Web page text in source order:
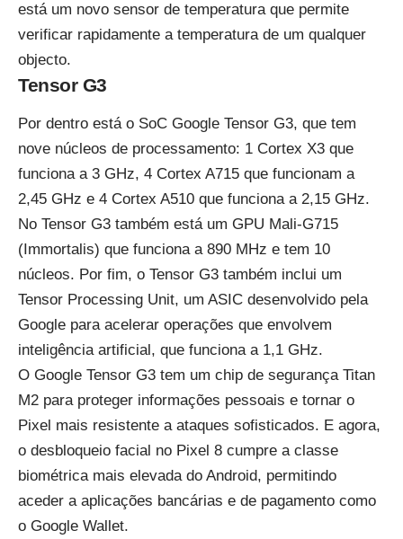
está um novo sensor de temperatura que permite
verificar rapidamente a temperatura de um qualquer
objecto.
Tensor G3
Por dentro está o SoC Google Tensor G3, que tem
nove núcleos de processamento: 1 Cortex X3 que
funciona a 3 GHz, 4 Cortex A715 que funcionam a
2,45 GHz e 4 Cortex A510 que funciona a 2,15 GHz.
No Tensor G3 também está um GPU Mali-G715
(Immortalis) que funciona a 890 MHz e tem 10
núcleos. Por fim, o Tensor G3 também inclui um
Tensor Processing Unit, um ASIC desenvolvido pela
Google para acelerar operações que envolvem
inteligência artificial, que funciona a 1,1 GHz.
O Google Tensor G3 tem um chip de segurança Titan
M2 para proteger informações pessoais e tornar o
Pixel mais resistente a ataques sofisticados. E agora,
o desbloqueio facial no Pixel 8 cumpre a classe
biométrica mais elevada do Android, permitindo
aceder a aplicações bancárias e de pagamento como
o Google Wallet.